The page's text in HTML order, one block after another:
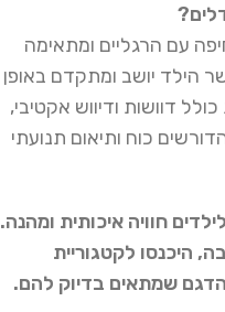
עם הרגליים ומתאימה
הילד יושב ומתקדם באופן
דוושות ודיווש אקטיבי,
כוח ותיאום תנועתי
חוויה איכותית ומהנה.
היכנסו לקטגוריית
שמתאים בדיוק להם.